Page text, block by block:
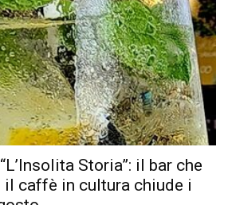
Storia”: il bar che
caffè in cultura chiude i